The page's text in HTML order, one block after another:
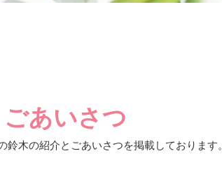
ごあいさつ
鈴木の紹介とごあいさつを掲載しております